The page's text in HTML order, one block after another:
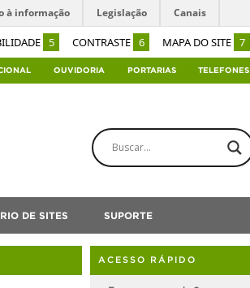
5 CONTRASTE 6 MAPA DO SITE 7
à informação Legislação Canais
OUVIDORIA PORTARIAS TELEFONES
DE SITES SUPORTE
ACESSO RÁPIDO